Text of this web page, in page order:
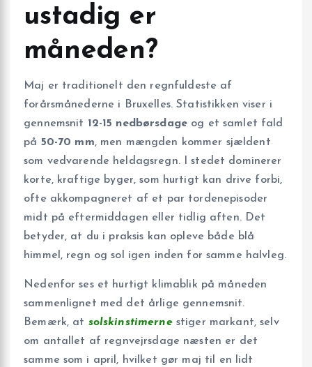
ustadig er
måneden?
Maj er traditionelt den regnfuldeste af
forårsmånederne i Bruxelles. Statistikken viser i
gennemsnit 12-15 nedbørsdage og et samlet fald
på 50-70 mm, men mængden kommer sjældent
som vedvarende heldagsregn. I stedet dominerer
korte, kraftige byger, som hurtigt kan drive forbi,
ofte akkompagneret af et par tordenepisoder
midt på eftermiddagen eller tidlig aften. Det
betyder, at du i praksis kan opleve både blå
himmel, regn og sol igen inden for samme halvleg.
Nedenfor ses et hurtigt klimablik på måneden
sammenlignet med det årlige gennemsnit.
Bemærk, at solskinstimernestiger markant, selv
om antallet af regnvejrsdage næsten er det
samme som i april, hvilket gør maj til en lidt